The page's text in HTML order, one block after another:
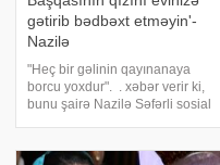
gətirib bədbəxt etməyin'-
Nazilə
"Heç bir gəlinin qayınanaya
borcu yoxdur". . xəbər verir ki,
bunu şairə Nazilə Səfərli sosial
yanaşan insanları qınayıb:. "Heç